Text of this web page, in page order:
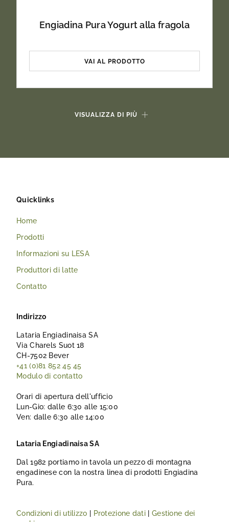
Engiadina Pura Yogurt alla fragola
VAI AL PRODOTTO
VISUALIZZA DI PIÙ
Quicklinks
Home
Prodotti
Informazioni su LESA
Produttori di latte
Contatto
Indirizzo
Lataria Engiadinaisa SA
Via Charels Suot 18
CH-7502 Bever
+41 (0)81 852 45 45
Modulo di contatto
Orari di apertura dell'ufficio
Lun-Gio: dalle 6:30 alle 15:00
Ven: dalle 6:30 alle 14:00
Lataria Engiadinaisa SA
Dal 1982 portiamo in tavola un pezzo di montagna
engadinese con la nostra linea di prodotti Engiadina
Pura.
Condizioni di utilizzo Protezione dati
Gestione dei